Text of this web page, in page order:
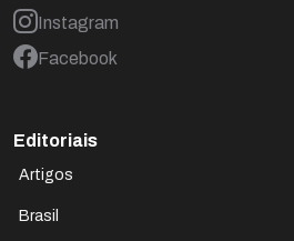
Instagram
Facebook
Editoriais
Artigos
Brasil